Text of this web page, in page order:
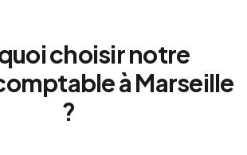
choisir notre
à Marseille
?